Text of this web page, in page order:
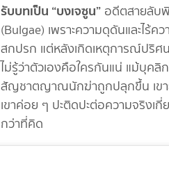
รับบทเป็น “บงเจซูน” อดีตสายลับพิ
(Bulgae) เพราะความดุดันและไร้
สกปรก แต่หลังเกิดเหตุการณ์ปริศ
ไม่รู้ว่าตัวเองคือใครกันแน่ แม้บุค
สัญชาตญาณนักฆ่าถูกปลุกขึ้น เขา
เขาค่อย ๆ ปะติดปะต่อความจริงเ
กว่าที่คิด